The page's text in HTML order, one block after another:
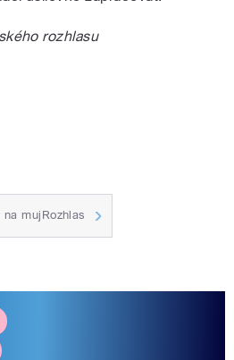
rozhlasu
mujRozhlas